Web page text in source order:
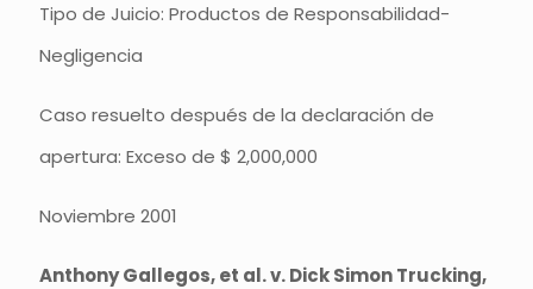
Tipo de Juicio: Productos de Responsabilidad-
Negligencia
Caso resuelto después de la declaración de
apertura: Exceso de $ 2,000,000
Noviembre 2001
Anthony Gallegos, et al. v. Dick Simon Trucking,